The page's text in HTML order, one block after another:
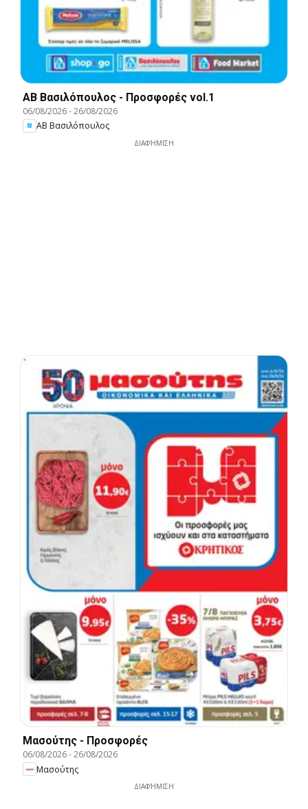
ΑΒ Βασιλόπουλος - Προσφορές vol.1
06/08/2026-26/08/2026
ΑΒ Βασιλόπουλος
ΔΙΑΦΉΜΙΣΗ
Μασούτης - Προσφορές
06/08/2026-26/08/2026
Μασούτης
ΔΙΑΦΉΜΙΣΗ